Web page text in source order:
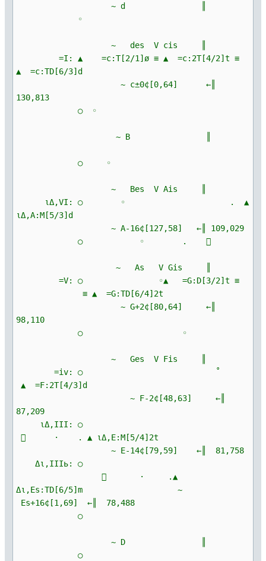
~ d ║
◦
~ des V cis ║
=I: ▲ =c:T[2/1]ø ≡ ▲ =c:2T[4/2]t ≡
▲ =c:TD[6/3]d
~ c±0¢[0,64] ←║
130,813
○ ◦
~ B ║
○ ◦
~ Bes V Ais ║
ιΔ,VI: ○ ◦ . ▲
ιΔ,A:M[5/3]d
~ A-16¢[127,58] ←║ 109,029
○ ◦ . 
~ As V Gis ║
=V: ○ ◦▲ =G:D[3/2]t ≡
≡ ▲ =G:TD[6/4]2t
~ G+2¢[80,64] ←║
98,110
○ ◦
~ Ges V Fis ║
=iv: ○ ˚
▲ =F:2T[4/3]d
~ F-2¢[48,63] ←║
87,209
ιΔ,III: ○
 · . ▲ ιΔ,E:M[5/4]2t
~ E-14¢[79,59] ←║ 81,758
Δι,IIIь: ○
 · .▲
Δι,Es:TD[6/5]m ~
Es+16¢[1,69] ←║ 78,488
○
~ D ║
○